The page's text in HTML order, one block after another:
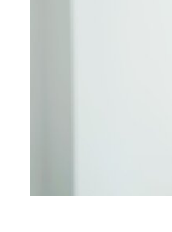
Für